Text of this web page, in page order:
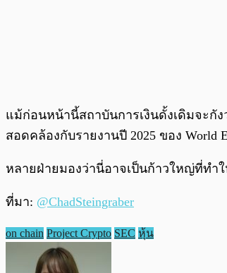
แม้ก่อนหน้านี้สถาบันการเงินดั้งเดิมจะกั
สอดคล้องกับรายงานปี 2025 ของ
หลายฝ่ายมองว่านี่อาจเป็นก้าวใหญ่ที่ทำ
ที่มา: @ChadSteingraber
on chain Project Crypto SEC หุ้น